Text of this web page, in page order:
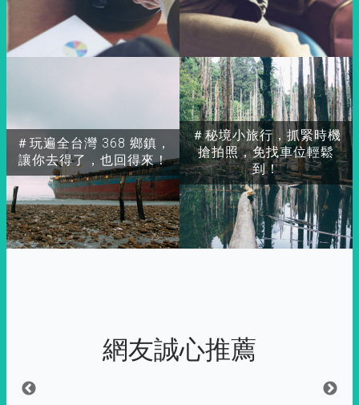
＃玩遍全台灣 368 鄉鎮，
讓你去得了，也回得來！
＃秘境小旅行，抓緊時機
搶拍照，免找車位輕鬆
到！
網友誠心推薦